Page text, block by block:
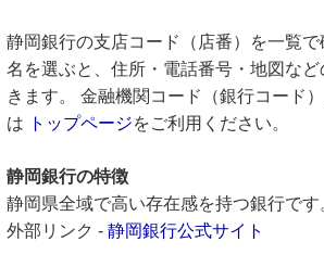
静岡銀行の支店コード（店番）を一覧
名を選ぶと、住所・電話番号・地図な
きます。 金融機関コード（銀行コード
は
トップページをご利用ください。
静岡銀行の特徴
静岡県全域で高い存在感を持つ銀行です
外部リンク - 静岡銀行公式サイト